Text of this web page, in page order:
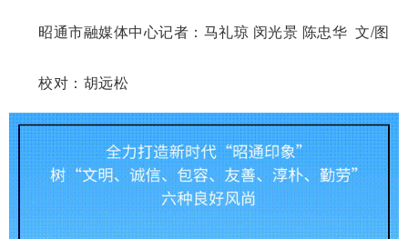
昭通市融媒体中心记者：马礼琼 闵光景 陈忠华 文/图
校对：胡远松